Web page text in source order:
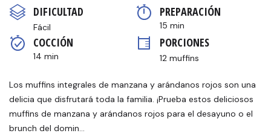
en
la
misma
página.
DIFICULTAD
Fácil
PREPARACIÓN
15 min
COCCIÓN
14 min
PORCIONES
12 muffins
Los muffins integrales de manzana y arándanos rojos son una
delicia que disfrutará toda la familia. ¡Prueba estos deliciosos
muffins de manzana y arándanos rojos para el desayuno o el
brunch del domin…